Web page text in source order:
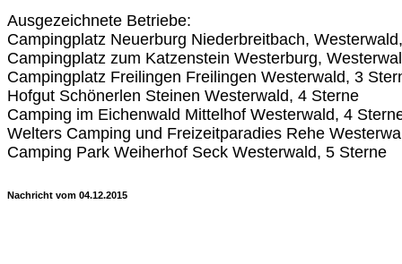
Ausgezeichnete Betriebe:
Campingplatz Neuerburg Niederbreitbach,
Campingplatz zum Katzenstein Westerburg,
Campingplatz Freilingen Freilingen Westerwald, 3
Hofgut Schönerlen Steinen Westerwald, 4 Sterne
Camping im Eichenwald Mittelhof Westerwald, 4
Welters Camping und Freizeitparadies Rehe
Camping Park Weiherhof Seck Westerwald, 5 Sterne
Nachricht vom 04.12.2015